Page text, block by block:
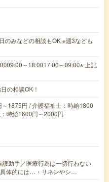
のみなどの相談もOK ※週3なども
～18:0017:00～09:00※ 上記
の相談OK！
1875円 / 介護福祉士：時給1800
時給1600円～2000円
助手／医療行為は一切行わない
体的には…・リネンやシ…